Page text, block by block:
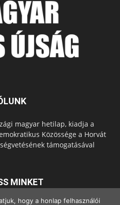
magyar hetilap, kiadja a
Közössége a Horvát
támogatásával
MINKET
hogy a honlap felhasználói